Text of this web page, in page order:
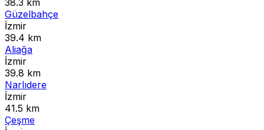
Güzelbahçe
İzmir
39.4 km
Aliağa
İzmir
39.8 km
Narlıdere
İzmir
41.5 km
Çeşme